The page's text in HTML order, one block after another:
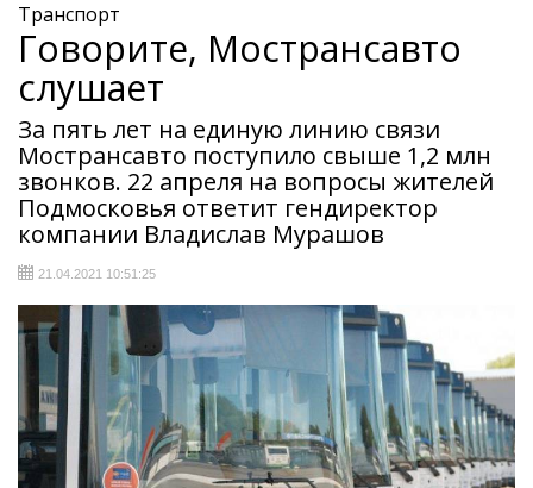
Транспорт
Говорите, Мострансавто
слушает
За пять лет на единую линию связи
Мострансавто поступило свыше 1,2 млн
звонков. 22 апреля на вопросы жителей
Подмосковья ответит гендиректор
компании Владислав Мурашов
21.04.2021 10:51:25